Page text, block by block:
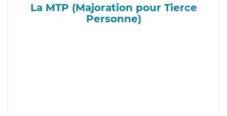
La MTP (Majoration pour Tierce
Personne)